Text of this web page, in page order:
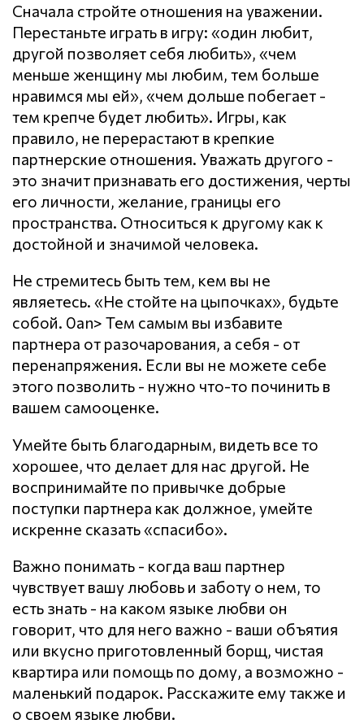
Сначала стройте отношения на уважении.
Перестаньте играть в игру: «один любит,
другой позволяет себя любить», «чем
меньше женщину мы любим, тем больше
нравимся мы ей», «чем дольше побегает -
тем крепче будет любить». Игры, как
правило, не перерастают в крепкие
партнерские отношения. Уважать другого -
это значит признавать его достижения, черты
его личности, желание, границы его
пространства. Относиться к другому как к
достойной и значимой человека.
Не стремитесь быть тем, кем вы не
являетесь. «Не стойте на цыпочках», будьте
собой. 0an> Тем самым вы избавите
партнера от разочарования, а себя - от
перенапряжения. Если вы не можете себе
этого позволить - нужно что-то починить в
вашем самооценке.
Умейте быть благодарным, видеть все то
хорошее, что делает для нас другой. Не
воспринимайте по привычке добрые
поступки партнера как должное, умейте
искренне сказать «спасибо».
Важно понимать - когда ваш партнер
чувствует вашу любовь и заботу о нем, то
есть знать - на каком языке любви он
говорит, что для него важно - ваши объятия
или вкусно приготовленный борщ, чистая
квартира или помощь по дому, а возможно -
маленький подарок. Расскажите ему также и
о своем языке любви.